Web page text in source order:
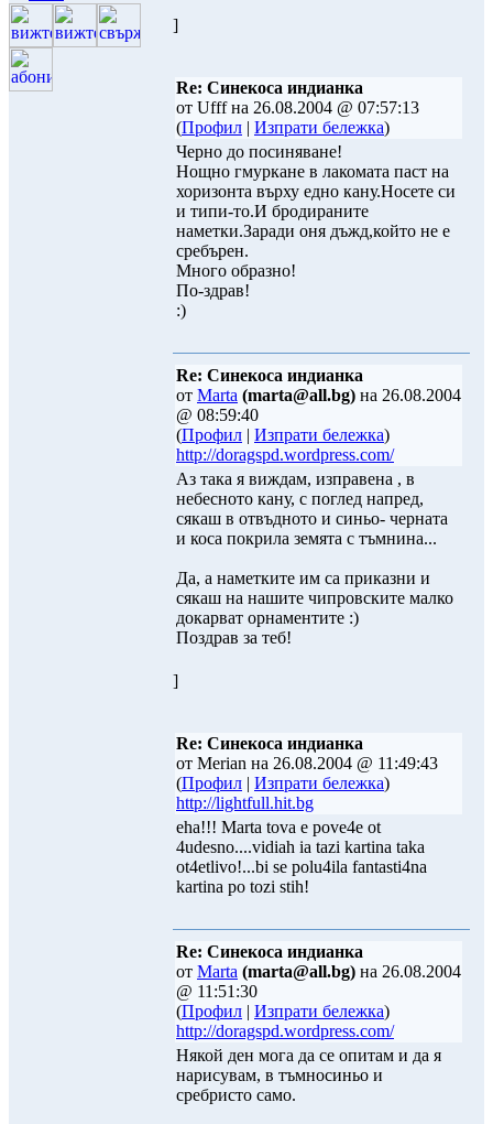
]
Re: Синекоса индианка
от Ufff на 26.08.2004 @ 07:57:13
(Профил | Изпрати бележка)
Черно до посиняване!
Нощно гмуркане в лакомата паст на
хоризонта върху едно кану.Носете си
и типи-то.И бродираните
наметки.Заради оня дъжд,който не е
сребърен.
Много образно!
По-здрав!
:)
Re: Синекоса индианка
от Marta (marta@all.bg) на 26.08.2004
@ 08:59:40
(Профил | Изпрати бележка)
http://doragspd.wordpress.com/
Аз така я виждам, изправена , в
небесното кану, с поглед напред,
сякаш в отвъдното и синьо- черната
и коса покрила земята с тъмнина...
Да, а наметките им са приказни и
сякаш на нашите чипровските малко
докарват орнаментите :)
Поздрав за теб!
]
Re: Синекоса индианка
от Merian на 26.08.2004 @ 11:49:43
(Профил | Изпрати бележка)
http://lightfull.hit.bg
eha!!! Marta tova e pove4e ot
4udesno....vidiah ia tazi kartina taka
ot4etlivo!...bi se polu4ila fantasti4na
kartina po tozi stih!
Re: Синекоса индианка
от Marta (marta@all.bg) на 26.08.2004
@ 11:51:30
(Профил | Изпрати бележка)
http://doragspd.wordpress.com/
Някой ден мога да се опитам и да я
нарисувам, в тъмносиньо и
сребристо само.